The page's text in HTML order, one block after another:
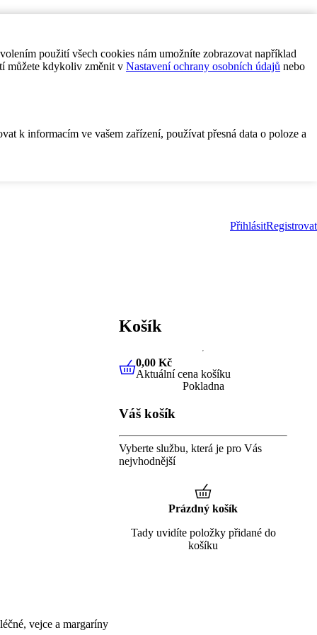
použití všech cookies nám umožníte zobrazovat například
můžete kdykoliv změnit v Nastavení ochrany osobních údajů nebo
k informacím ve vašem zařízení, používat přesná data o poloze a
PřihlásitRegistrovat
vejce a margaríny
Košík
0,00 KčAktuální cena košíku
0,00 Kč
Aktuální cena košíku
Pokladna
Váš košík
Vyberte službu, která je pro Vás
nejvhodnější
Prázdný košík
Tady uvidíte položky přidané do
košíku